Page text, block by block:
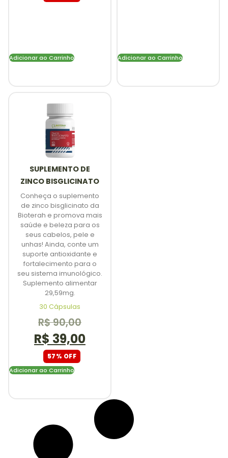
Adicionar ao Carrinho Adicionar ao Carrinho
SUPLEMENTO DE
ZINCO BISGLICINATO
Conheça o suplemento
de zinco bisglicinato da
Bioterah e promova mais
saúde e beleza para os
seus cabelos, pele e
unhas! Ainda, conte um
suporte antioxidante e
fortalecimento para o
seu sistema imunológico.
Suplemento alimentar
29,59mg.
30 Cápsulas
R$90,00
R$ 39,00
57% OFF
Adicionar ao Carrinho